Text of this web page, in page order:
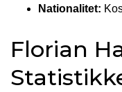
Nationalitet:
Florian